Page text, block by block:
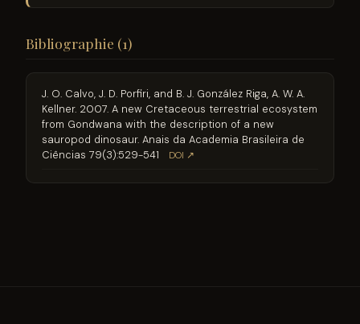
Bibliographie (1)
J. O. Calvo, J. D. Porfiri, and B. J. González Riga, A. W. A.
Kellner. 2007. A new Cretaceous terrestrial ecosystem
from Gondwana with the description of a new
sauropod dinosaur. Anais da Academia Brasileira de
Ciências 79(3):529-541
DOI ↗